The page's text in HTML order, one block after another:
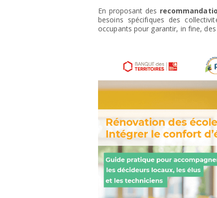
En proposant des
besoins spécifiques des
occupants pour garantir, in fine,